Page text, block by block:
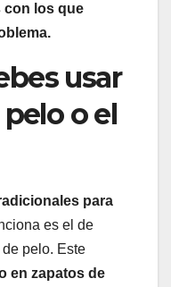
con los que
usar
o el
para
es el de
pelo. Este
en zapatos de